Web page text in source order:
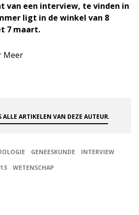
van een interview, te vinden in
ligt in de winkel van 8
7 maart.
Meer
ALLE ARTIKELEN VAN DEZE AUTEUR.
GENEESKUNDE
INTERVIEW
WETENSCHAP